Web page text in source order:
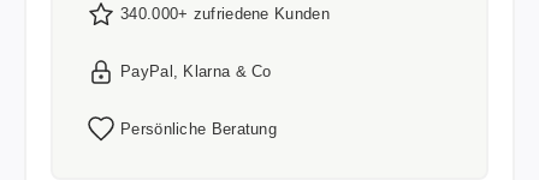
340.000+ zufriedene Kunden
PayPal, Klarna & Co
Persönliche Beratung